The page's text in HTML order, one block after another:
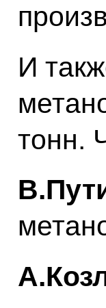
И
тонн.